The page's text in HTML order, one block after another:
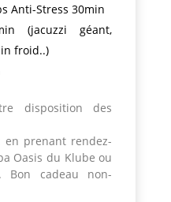
Anti-Stress 30min
(jacuzzi géant,
froid..)
disposition des
en prenant rendez-
Oasis du Klube ou
cadeau non-